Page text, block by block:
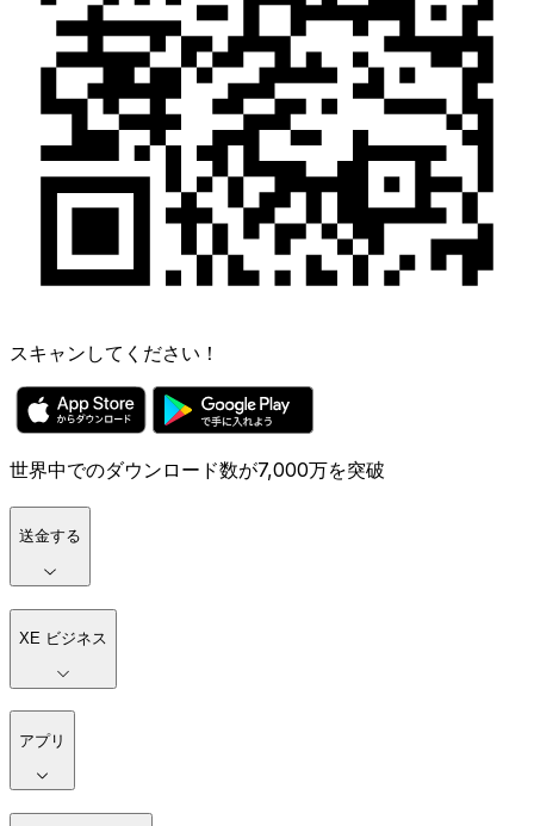
スキャンしてください！
世界中でのダウンロード数が7,000万を突破
送金する
XE ビジネス
アプリ